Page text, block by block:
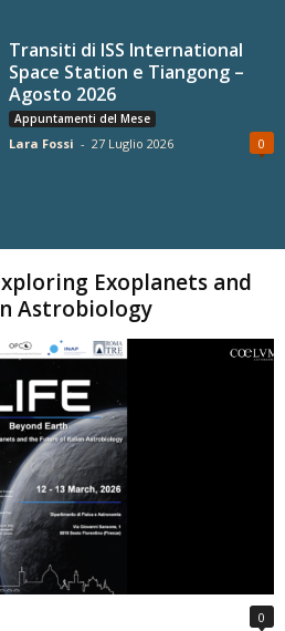
Transiti di ISS International
Space Station e Tiangong –
Agosto 2026
Appuntamenti del Mese
Lara Fossi - 27 Luglio 2026 0
Exoplanets and
Astrobiology
0